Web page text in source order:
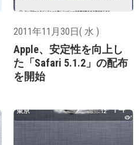
2011年11月30日( 水 )
Apple、安定性を向上し
た「Safari 5.1.2」の配布
を開始